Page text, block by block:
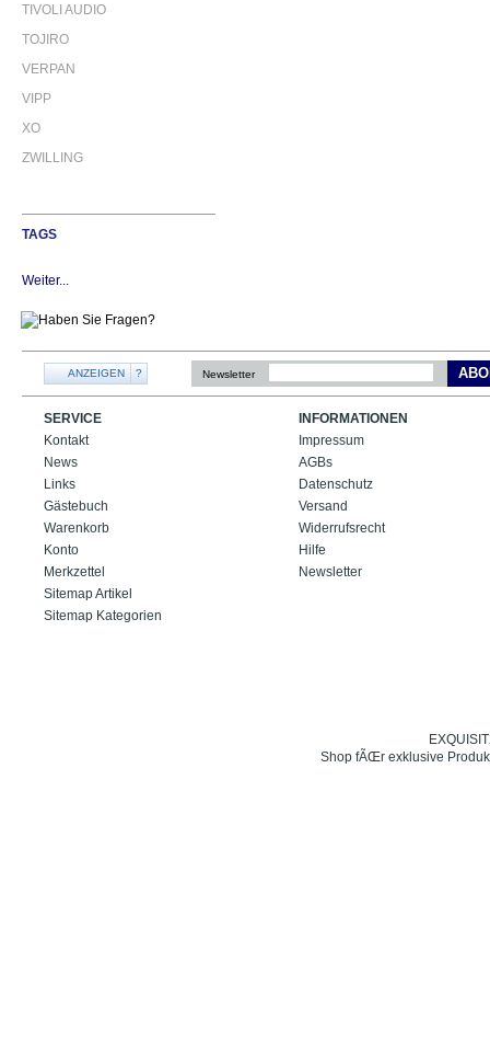
TIVOLI AUDIO
TOJIRO
VERPAN
VIPP
XO
ZWILLING
TAGS
Weiter...
ANZEIGEN ? Newsletter
SERVICE
Kontakt
News
Links
Gästebuch
Warenkorb
Konto
Merkzettel
Sitemap Artikel
Sitemap Kategorien
INFORMATIONEN
Impressum
AGBs
Datenschutz
Versand
Widerrufsrecht
Hilfe
Newsletter
Shop fÃŒr exklusive